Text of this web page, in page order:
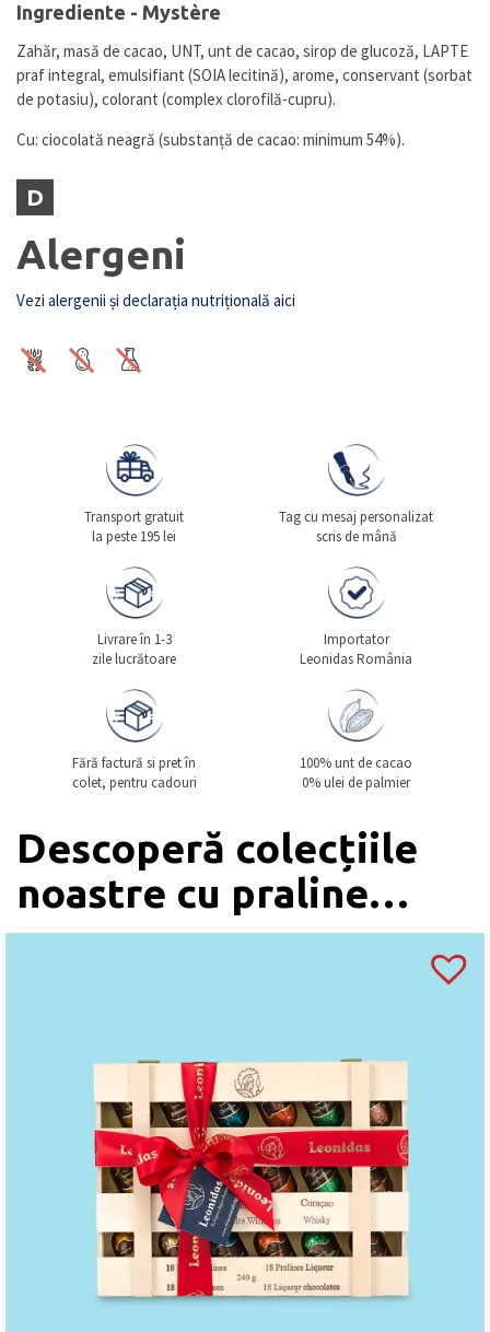
Ingrediente - Mystère
Zahăr, masă de cacao, UNT, unt de cacao, sirop de glucoză, LAPTE
praf integral, emulsifiant (SOIA lecitină), arome, conservant (sorbat
de potasiu), colorant (complex clorofilă-cupru).
Cu: ciocolată neagră (substanță de cacao: minimum 54%).
D
Alergeni
Vezi alergenii și declarația nutrițională aici
Transport gratuit
la peste 195 lei
Tag cu mesaj personalizat
scris de mână
Livrare în 1-3
zile lucrătoare
Importator
Leonidas România
Fără factură si pret în
colet, pentru cadouri
100% unt de cacao
0% ulei de palmier
Descoperă colecțiile
noastre cu praline…